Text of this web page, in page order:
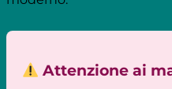
Attenzione ai